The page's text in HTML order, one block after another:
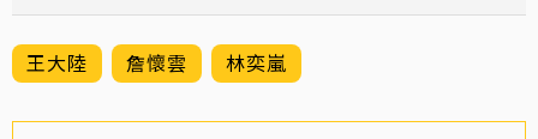
王大陸 詹懷雲 林奕嵐